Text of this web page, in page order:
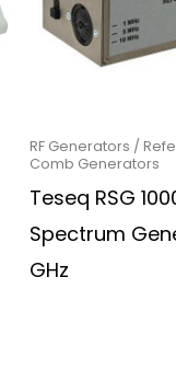
RF Generators /
Comb Generators
Teseq RSG
Spectrum
GHz